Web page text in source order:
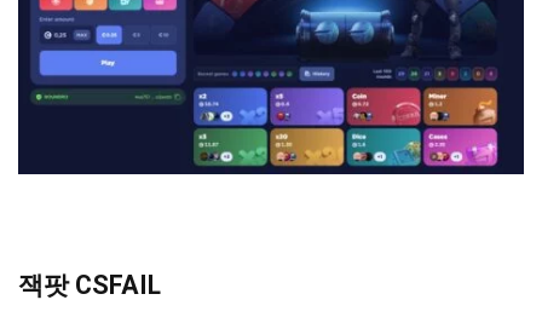
잭팟 CSFAIL